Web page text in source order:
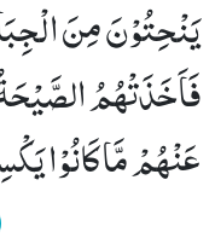
عَنْهُمْ مَّا كَانُوْا